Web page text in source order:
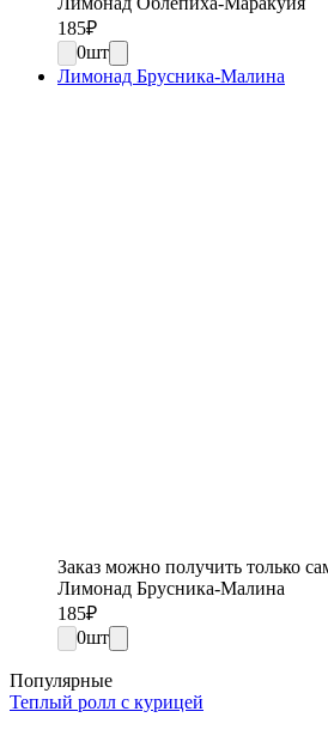
185₽
0шт
Лимонад Брусника-Малина
Заказ можно получить только
Лимонад Брусника-Малина
185₽
0шт
Популярные
Теплый ролл с курицей